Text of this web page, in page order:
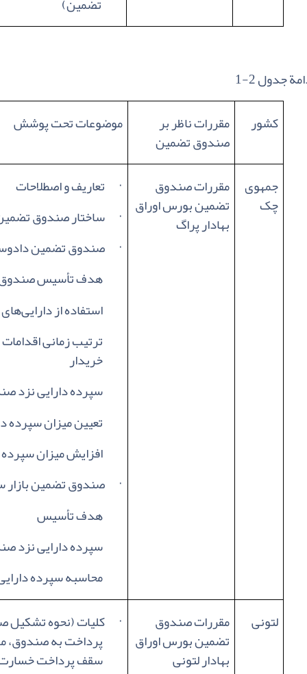
جدول 2-1
کشور
مقررات ناظر بر
صندوق تضمین
موضوعات تحت پوشش
جمهوی
چک
مقررات صندوق
تضمین بورس اوراق
بهادار پراگ
·
تعاریف و اصطلاحات
· ساختار صندوق
· صندوق تضمین
هدف تأسیس
استفاده از
ترتیب زمانی
خریدار
سپرده دارایی نزد
تعیین میزان سپرده
افزایش میزان سپرده
· صندوق تضمین
هدف تأسیس
سپرده دارایی نزد
محاسبه سپرده
لتونی
مقررات صندوق
تضمین بورس اوراق
بهادار لتونی
· کلیات (نحوه تشکیل
پرداخت به صندوق،
سقف پرداخت